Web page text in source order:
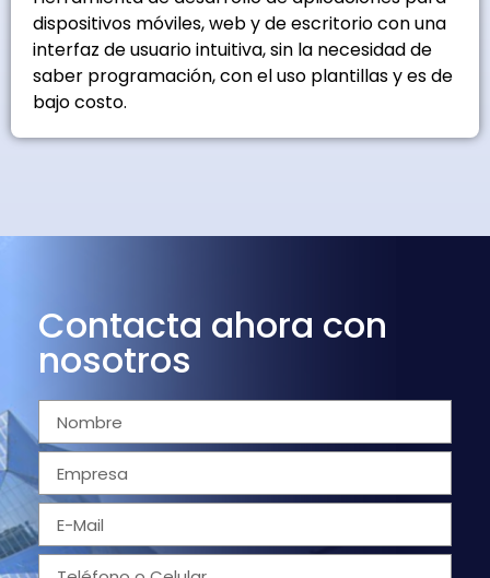
dispositivos móviles, web y de escritorio con una
interfaz de usuario intuitiva, sin la necesidad de
saber programación, con el uso plantillas y es de
bajo costo.
Contacta ahora con
nosotros